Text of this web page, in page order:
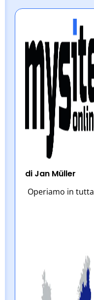
di Jan Müller
Operiamo in